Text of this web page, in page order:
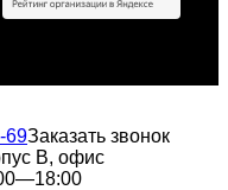
69Заказать звонок
B, офис